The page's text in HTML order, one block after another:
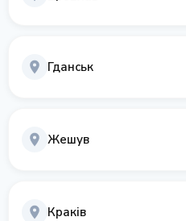
Гданськ
Жешув
Краків